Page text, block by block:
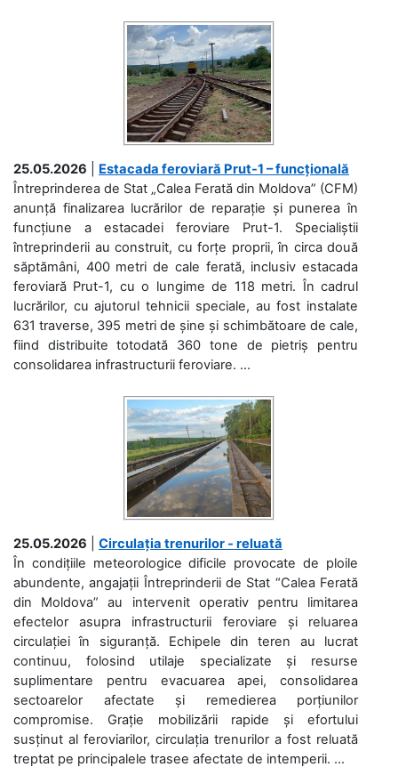
25.05.2026
Estacada feroviară Prut-1 – funcțională
Întreprinderea de Stat „Calea Ferată din Moldova” (CFM)
anunță finalizarea lucrărilor de reparație și punerea în
funcțiune a estacadei feroviare Prut-1. Specialiștii
întreprinderii au construit, cu forțe proprii, în circa două
săptămâni, 400 metri de cale ferată, inclusiv estacada
feroviară Prut-1, cu o lungime de 118 metri. În cadrul
lucrărilor, cu ajutorul tehnicii speciale, au fost instalate
631 traverse, 395 metri de șine și schimbătoare de cale,
fiind distribuite totodată 360 tone de pietriș pentru
consolidarea infrastructurii feroviare. ...
25.05.2026
Circulația trenurilor - reluată
În condițiile meteorologice dificile provocate de ploile
abundente, angajații Întreprinderii de Stat “Calea Ferată
din Moldova” au intervenit operativ pentru limitarea
efectelor asupra infrastructurii feroviare și reluarea
circulației în siguranță. Echipele din teren au lucrat
continuu, folosind utilaje specializate și resurse
suplimentare pentru evacuarea apei, consolidarea
sectoarelor afectate și remedierea porțiunilor
compromise. Grație mobilizării rapide și efortului
susținut al feroviarilor, circulația trenurilor a fost reluată
treptat pe principalele trasee afectate de intemperii. ...